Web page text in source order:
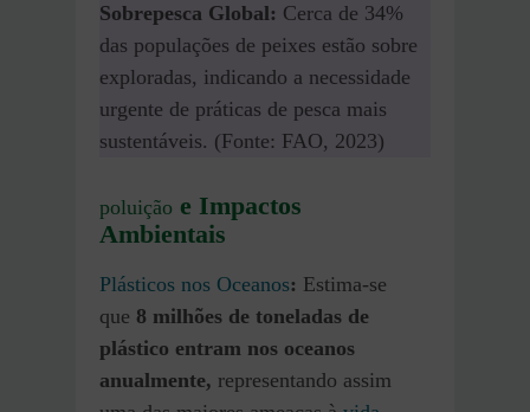
Sobrepesca Global: Cerca de 34%
das populações de peixes estão sobre
exploradas, indicando a necessidade
urgente de práticas de pesca mais
sustentáveis. (Fonte: FAO, 2023)
poluição e Impactos
Ambientais
Plásticos nos Oceanos: Estima-se
que 8 milhões de toneladas de
plástico entram nos oceanos
anualmente, representando assim